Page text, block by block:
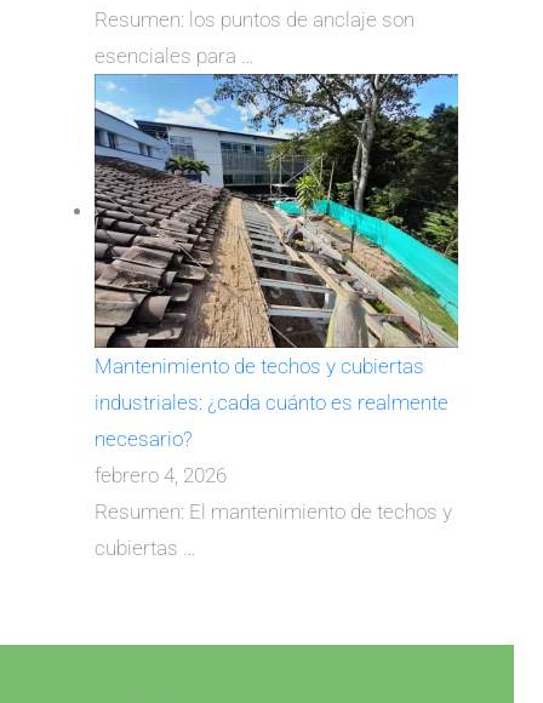
Resumen: los puntos de anclaje son
esenciales para …
Mantenimiento de techos y cubiertas
industriales: ¿cada cuánto es realmente
necesario?
febrero 4, 2026
Resumen: El mantenimiento de techos y
cubiertas …